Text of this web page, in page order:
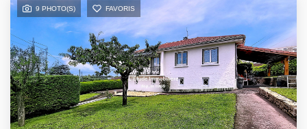
9 PHOTO(S) FAVORIS